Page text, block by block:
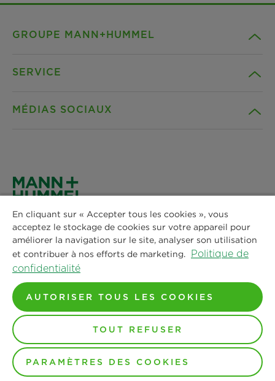
GROUPE MANN+HUMMEL
Actualités & Presse
Lieux
SERVICE
Déclaration de confidentialité
Mentions legales
Avis juridique
MÉDIAS SOCIAUX
Instagram
LinkedIn
Youtube
MANN+HUMMEL France
Immeuble LAVOISIER
4 Place des Vosges
92052 Paris La Défense CEDEX
Tel : +33 244 19 99 05
E-Mail :info@mann-hummel.com
© Copyright 2024-2026 - Tout le contenu, en particulier
les textes, les photographies et les graphiques, est
protégé par le droit d'auteur. Tous les droits, y compris la
reproduction, la publication, l'édition et la traduction,
En cliquant sur « Accepter tous les cookies », vous
acceptez le stockage de cookies sur votre appareil pour
améliorer la navigation sur le site, analyser son utilisation
et contribuer à nos efforts de marketing. Politique de
confidentialité
AUTORISER TOUS LES COOKIES
TOUT REFUSER
PARAMÈTRES DES COOKIES